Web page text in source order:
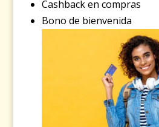
Cashback en compras
Bono de bienvenida